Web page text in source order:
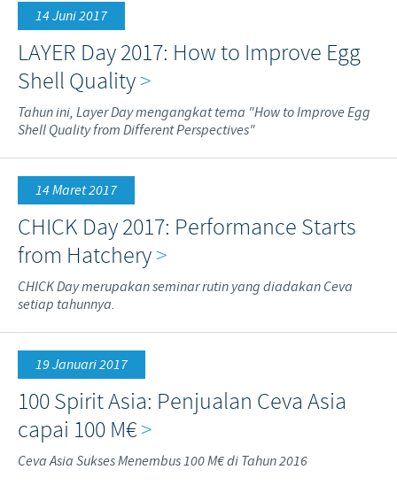
14 Juni 2017
LAYER Day 2017: How to Improve Egg
Shell Quality>
Tahun ini, Layer Day mengangkat tema "How to Improve Egg
Shell Quality from Different Perspectives"
14 Maret 2017
CHICK Day 2017: Performance Starts
from Hatchery>
CHICK Day merupakan seminar rutin yang diadakan Ceva
setiap tahunnya.
19 Januari 2017
100 Spirit Asia: Penjualan Ceva Asia
capai 100 M€>
Ceva Asia Sukses Menembus 100 M€ di Tahun 2016